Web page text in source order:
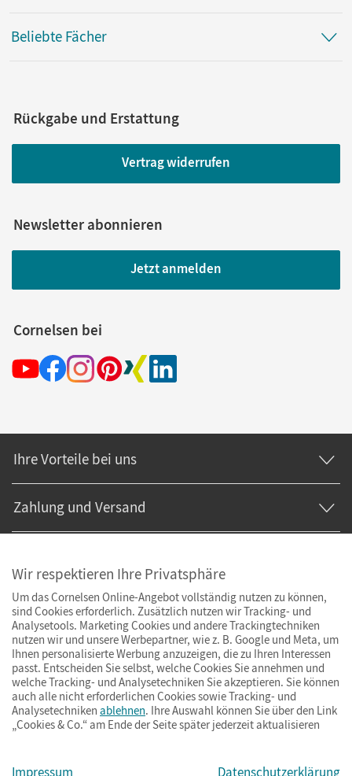
Beliebte Fächer
Rückgabe und Erstattung
Vertrag widerrufen
Newsletter abonnieren
Jetzt anmelden
Cornelsen bei
Ihre Vorteile bei uns
Zahlung und Versand
ImpressumAGBDatenschutzBarrierefreiheitCookies & Co.
Wir respektieren Ihre Privatsphäre
Um das Cornelsen Online-Angebot vollständig nutzen zu können,
sind Cookies erforderlich. Zusätzlich nutzen wir Tracking- und
Analysetools. Marketing Cookies und andere Trackingtechniken
nutzen wir und unsere Werbepartner, wie z. B. Google und Meta, um
Ihnen personalisierte Werbung anzuzeigen, die zu Ihren Interessen
passt. Entscheiden Sie selbst, welche Cookies Sie annehmen und
welche Tracking- und Analysetechniken Sie akzeptieren. Sie können
auch alle nicht erforderlichen Cookies sowie Tracking- und
Analysetechniken ablehnen. Ihre Auswahl können Sie über den Link
„Cookies & Co.“ am Ende der Seite später jederzeit aktualisieren
Impressum Datenschutzerklärung